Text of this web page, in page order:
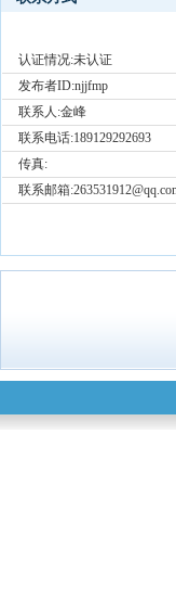
认证情况:未认证
发布者ID:njjfmp
联系人:金峰
联系电话:189129292693
传真:
联系邮箱